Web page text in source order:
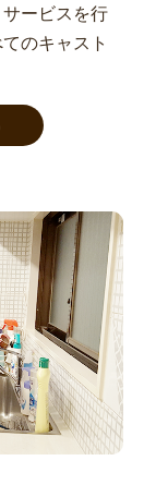
ービスを行
のキャスト